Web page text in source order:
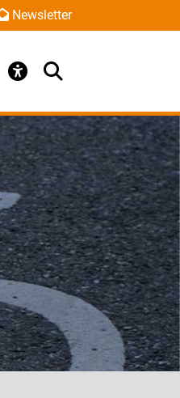
Newsletter